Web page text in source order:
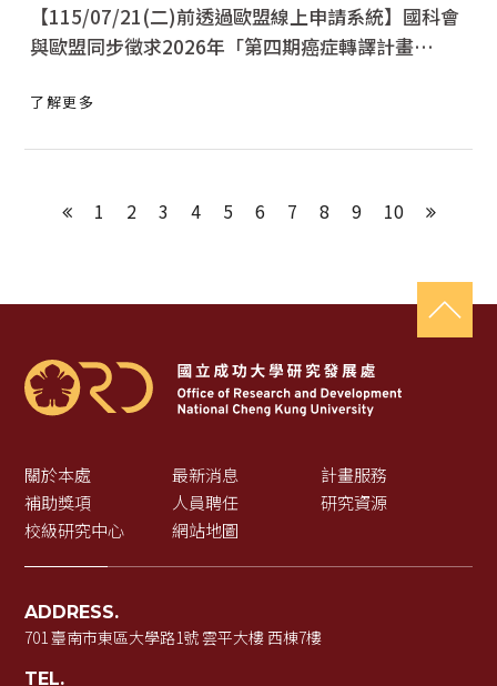
【115/07/21(二)前透過歐盟線上申請系統】國科會
與歐盟同步徵求2026年「第四期癌症轉譯計畫
了解更多
上一頁
1 2 3 4 5 6 7 8 9 10 下一頁
關於本處 最新消息
計畫服務
補助獎項
人員聘任
研究資源
校級研究中心
網站地圖
ADDRESS.
701 臺南市東區大學路1號 雲平大樓 西棟7樓
TEL.